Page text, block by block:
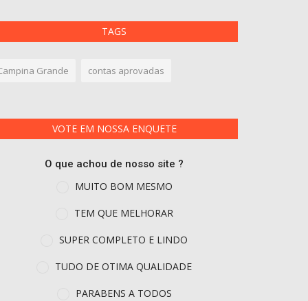
TAGS
Grande contas aprovadas
VOTE EM NOSSA ENQUETE
O que achou de nosso site ?
MUITO BOM MESMO
TEM QUE MELHORAR
SUPER COMPLETO E LINDO
TUDO DE OTIMA QUALIDADE
PARABENS A TODOS